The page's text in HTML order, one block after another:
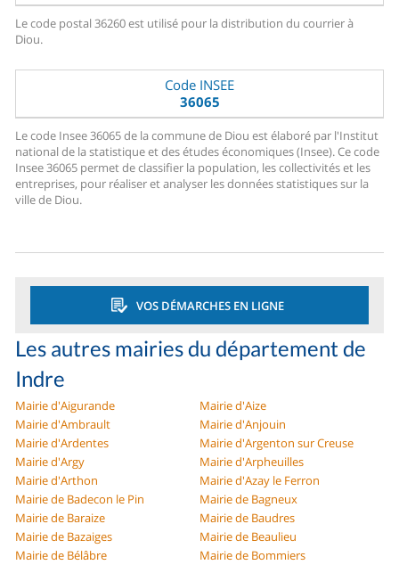
Le code postal 36260 est utilisé pour la distribution du courrier à
Diou.
Code INSEE
36065
Le code Insee 36065 de la commune de Diou est élaboré par l'Institut
national de la statistique et des études économiques (Insee). Ce code
Insee 36065 permet de classifier la population, les collectivités et les
entreprises, pour réaliser et analyser les données statistiques sur la
ville de Diou.
VOS DÉMARCHES EN LIGNE
Les autres mairies du département de
Indre
Mairie d'Aigurande
Mairie d'Aize
Mairie d'Ambrault
Mairie d'Anjouin
Mairie d'Ardentes
Mairie d'Argenton sur Creuse
Mairie d'Argy
Mairie d'Arpheuilles
Mairie d'Arthon
Mairie d'Azay le Ferron
Mairie de Badecon le Pin
Mairie de Bagneux
Mairie de Baraize
Mairie de Baudres
Mairie de Bazaiges
Mairie de Beaulieu
Mairie de Bélâbre
Mairie de Bommiers